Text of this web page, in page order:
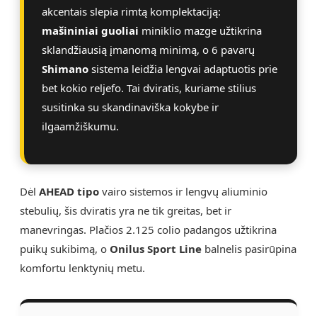
akcentais slepia rimtą komplektaciją:
mašininiai guoliai miniklio mazge užtikrina
sklandžiausią įmanomą minimą, o 6 pavarų
Shimano sistema leidžia lengvai adaptuotis prie
bet kokio reljefo. Tai dviratis, kuriame stilius
susitinka su skandinaviška kokybe ir
ilgaamžiškumu.
Dėl AHEAD tipo vairo sistemos ir lengvų aliuminio
stebulių, šis dviratis yra ne tik greitas, bet ir
manevringas. Plačios 2.125 colio padangos užtikrina
puikų sukibimą, o Onilus Sport Line balnelis pasirūpina
komfortu lenktynių metu.